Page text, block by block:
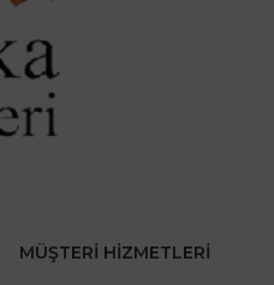
MÜŞTERI HIZMETLERI